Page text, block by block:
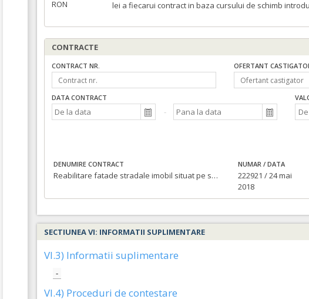
RON
lei a fiecarui contract in baza cursului de schimb
CONTRACTE
CONTRACT NR. OFERTANT
DATA CONTRACT
DENUMIRE CONTRACT
Reabilitare fatade stradale imobil situat pe str. Iosif Vulcan nr.2 (Casa Kolozsvary)
NUMAR / DATA
222921 / 24 mai
2018
SECTIUNEA VI: INFORMATII SUPLIMENTARE
VI.3) Informatii suplimentare
-
VI.4) Proceduri de contestare